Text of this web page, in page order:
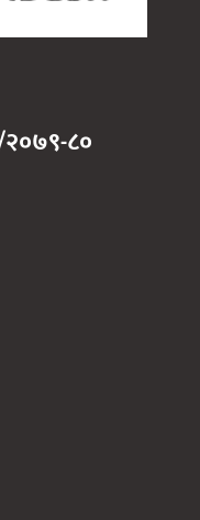
२०७९-८०